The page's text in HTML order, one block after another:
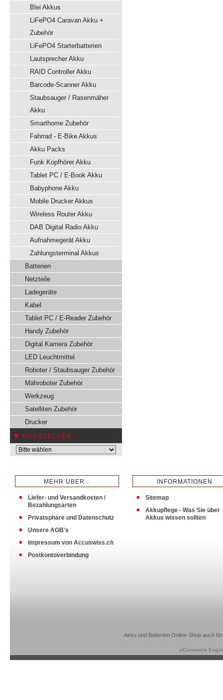
Blei Akkus
LiFePO4 Caravan Akku +
Zubehör
LiFePO4 Starterbatterien
Lautsprecher Akku
RAID Controller Akku
Barcode-Scanner Akku
Staubsauger / Rasenmäher
Akku
Smarthome Zubehör
Fahrrad - E-Bike Akkus
Akku Packs
Funk Kopfhörer Akku
Tablet PC / E-Book Akku
Babyphone Akku
Mobile Drucker Akkus
Wireless Router Akku
DAB Digital Radio Akku
Aufnahmegerät Akku
Zahlungsterminal Akkus
Batterien
Netzteile
Ladegeräte
Kabel
Tablet PC / E-Reader Zubehör
Handy Zubehör
Digital Kamera Zubehör
LED Leuchtmittel
Roboter / Staubsauger Zubehör
Mähroboter Zubehör
Werkzeug
Satelliten Zubehör
Drucker
HERSTELLER
MEHR ÜBER...
Liefer- und Versandkosten /
Bezahlungsarten
Privatsphäre und Datenschutz
Unsere AGB's
Impressum von Accuswiss.ch
Postkontoverbindung
INFORMATIONEN
Sitemap
Akkupflege - Was Sie über
Akkus wissen sollten
Akku und Batterien Online-Shop auch
eCommerce